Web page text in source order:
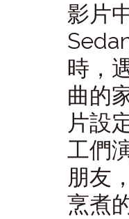
影片
時，
曲的
片設
工們
朋友
烹煮